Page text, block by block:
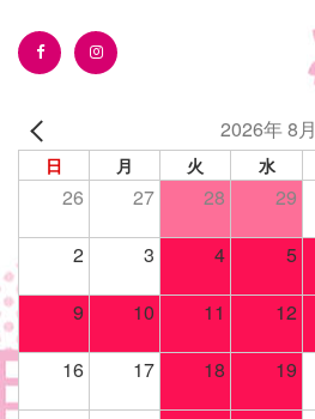
manager/wp-
top-
2026年 8月
日 月 火 水
26 27 28 29
2 3 4 5
9 10 11 12
16 17 18 19